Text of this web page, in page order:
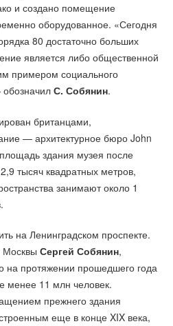
и создано помещение
оборудованное. «Сегодня
80 достаточно больших
является либо общественной
примером социального
С. Собянин.
британцами,
— архитектурное бюро John
здания музея после
тысяч квадратных метров,
занимают около 1
на Ленинградском проспекте.
Москвы Сергей Собянин,
на протяжении прошедшего года
менее 11 млн человек.
прежнего здания
еще в конце XIX века,